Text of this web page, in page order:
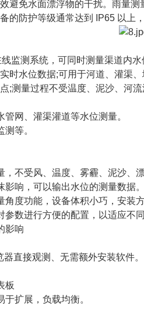
避免水面漂浮物的干扰。雨量
的防护等级通常达到 IP65 以
监测系统，可同时测量渠道内
时水位数据;可用于河道、灌渠
;测量过程不受温度、泥沙、河
网、灌渠灌道等水位测量。
等。
不受风、温度、雾霾、泥沙、漂
响，可以输出水位的测量数据。
度功能，设备体积小巧，安装方
数进行方便的配置，以适应不同
影响
直接观测、无需额外安装软件。
板
扩展，负载均衡。